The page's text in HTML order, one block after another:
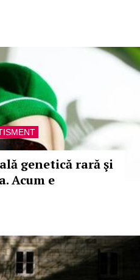
genetică rară şi
Acum e